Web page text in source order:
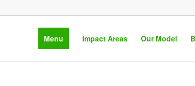
Menu Impact Areas Our Model